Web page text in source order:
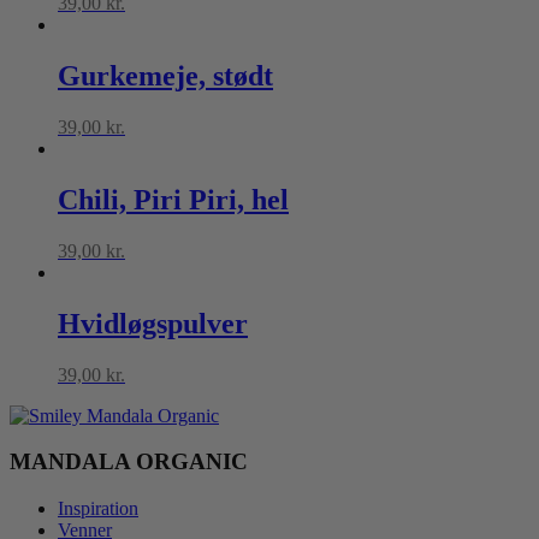
Gurkemeje, stødt
39,00 kr.
Chili, Piri Piri, hel
39,00 kr.
Hvidløgspulver
39,00 kr.
MANDALA ORGANIC
Inspiration
Venner